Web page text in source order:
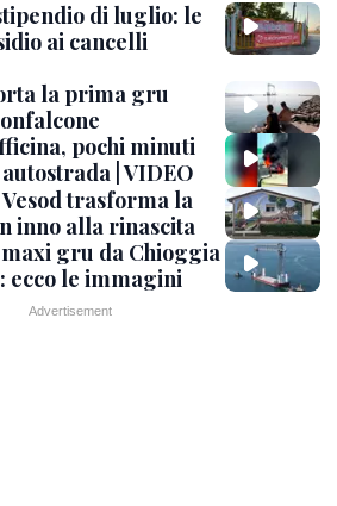
di luglio: le
ai cancelli
la prima gru
pochi minuti
| VIDEO
trasforma la
inno alla rinascita
gru da Chioggia
ecco le immagini